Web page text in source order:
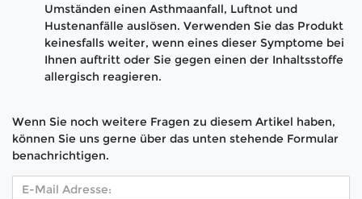
Umständen einen Asthmaanfall, Luftnot und
Hustenanfälle auslösen. Verwenden Sie das Produkt
keinesfalls weiter, wenn eines dieser Symptome bei
Ihnen auftritt oder Sie gegen einen der Inhaltsstoffe
allergisch reagieren.
Wenn Sie noch weitere Fragen zu diesem Artikel haben,
können Sie uns gerne über das unten stehende Formular
benachrichtigen.